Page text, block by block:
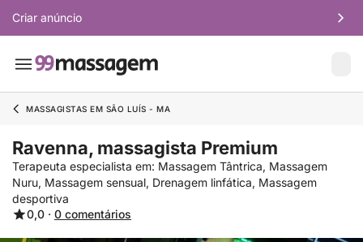
Criar anúncio
MASSAGISTAS EM SÃO LUÍS - MA
Ravenna, massagista Premium
Terapeuta especialista em: Massagem Tântrica, Massagem
Nuru, Massagem sensual, Drenagem linfática, Massagem
desportiva
0,0 · 0 comentários